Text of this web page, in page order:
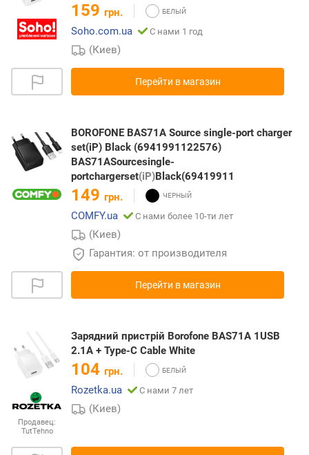
159 грн.
Soho.com.ua
С нами 1 год
(Киев)
Перейти в магазин
BOROFONE BAS71A Source single-port charger
set(iP) Black (6941991122576)
BAS71ASourcesingle-
portchargerset(iP)Black(69419911
149 грн.
COMFY.ua
С нами более 10-ти лет
(Киев)
Гарантия: от производителя
Перейти в магазин
Продавец:
TutTehno
Зарядний пристрій Borofone BAS71A 1USB
2.1A + Type-C Cable White
104 грн.
Rozetka.ua
С нами 7 лет
(Киев)